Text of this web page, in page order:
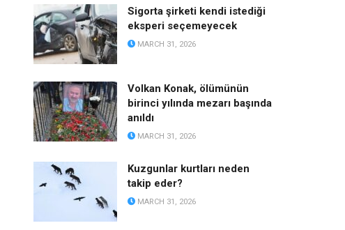
Sigorta şirketi kendi istediği
eksperi seçemeyecek
MARCH 31, 2026
Volkan Konak, ölümünün
birinci yılında mezarı başında
anıldı
MARCH 31, 2026
Kuzgunlar kurtları neden
takip eder?
MARCH 31, 2026